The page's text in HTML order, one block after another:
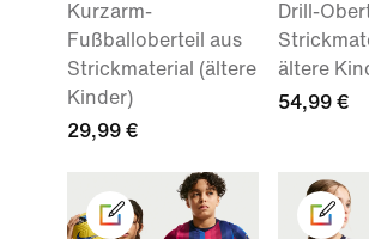
Kurzarm-
Fußballoberteil aus
Strickmaterial (ältere
Kinder)
29,99 €
Drill-
ältere
54,99 €